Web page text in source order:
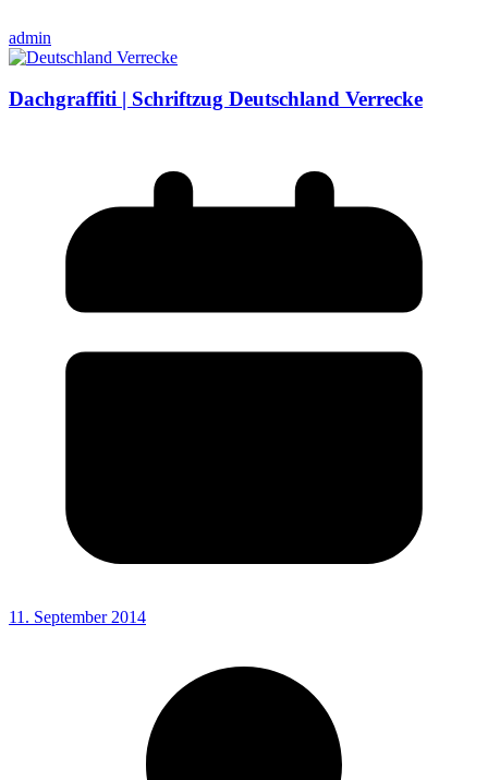
admin
Dachgraffiti | Schriftzug Deutschland Verrecke
11. September 2014